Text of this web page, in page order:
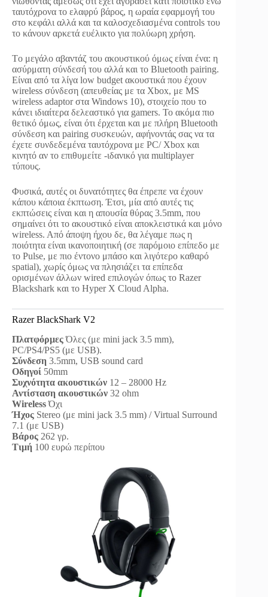
ταυτόχρονα το ελαφρύ βάρος, η ωραία εφαρμογή του
στο κεφάλι αλλά και τα καλοσχεδιασμένα controls του
το κάνουν αρκετά ευέλικτο για πολύωρη χρήση.
Tο μεγάλο αβαντάζ του ακουστικού όμως είναι ένα: η
ασύρματη σύνδεσή του αλλά και το Bluetooth pairing.
Είναι από τα λίγα low budget ακουστικά που έχουν
wireless σύνδεση (απευθείας με τα Xbox, με MS
wireless adaptor στα Windows 10), στοιχείο που το
κάνει ιδιαίτερα δελεαστικό για gamers. Το ακόμα πιο
θετικό όμως, είναι ότι έρχεται και με πλήρη Bluetooth
σύνδεση και pairing συσκευών, αφήνοντάς σας να τα
έχετε συνδεδεμένα ταυτόχρονα με PC/ Xbox και
κινητό αν το επιθυμείτε -ιδανικό για multiplayer
τύπους.
Φυσικά, αυτές οι δυνατότητες θα έπρεπε να έχουν
κάπου κάποια έκπτωση. Έτσι, μία από αυτές τις
εκπτώσεις είναι και η απουσία θύρας 3.5mm, που
σημαίνει ότι το ακουστικό είναι αποκλειστικά και μόνο
wireless. Aπό άποψη ήχου δε, θα λέγαμε πως η
ποιότητα είναι ικανοποιητική (σε παρόμοιο επίπεδο με
το Pulse, με πιο έντονο μπάσο και λιγότερο καθαρό
spatial), χωρίς όμως να πλησιάζει τα επίπεδα
ορισμένων άλλων wired επιλογών όπως το Razer
Blackshark και το Hyper X Cloud Alpha.
Razer BlackShark V2
ΠλατφόρμεςΌλες (με mini jack 3.5 mm),
PC/PS4/PS5 (με USB).
Σύνδεση 3.5mm, USB sound card
Οδηγοί 50mm
Συχνότητα ακουστικών 12 – 28000 Hz
Αντίσταση ακουστικών 32 ohm
WirelessΌχι
Ήχος Stereo (με mini jack 3.5 mm) / Virtual Surround
7.1 (με USB)
Βάρος 262 γρ.
Τιμή 100 ευρώ περίπου